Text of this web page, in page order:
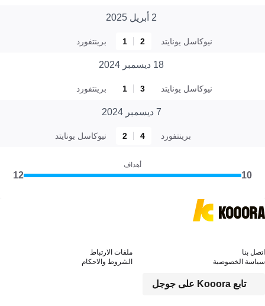
2 أبريل 2025
نيوكاسل يونايتد 2
1 برينتفورد
18 ديسمبر 2024
نيوكاسل يونايتد 3
1 برينتفورد
7 ديسمبر 2024
برينتفورد 4
2 نيوكاسل يونايتد
أهداف
10
12
تابع Kooora على جوجل
اتصل بنا
ملفات الارتباط
سياسة الخصوصية
الشروط والاحكام